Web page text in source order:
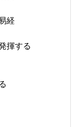
経
揮する